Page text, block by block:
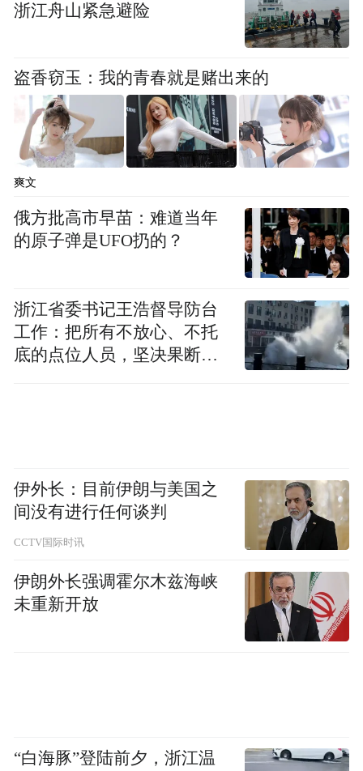
浙江舟山紧急避险
盗香窃玉：我的青春就是赌出来的
爽文
俄方批高市早苗：难道当年
的原子弹是UFO扔的？
浙江省委书记王浩督导防台
工作：把所有不放心、不托
底的点位人员，坚决果断转
伊外长：目前伊朗与美国之
间没有进行任何谈判
CCTV国际时讯
伊朗外长强调霍尔木兹海峡
未重新开放
“白海豚”登陆前夕，浙江温